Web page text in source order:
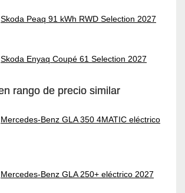
Skoda Peaq 91 kWh RWD Selection 2027
Skoda Enyaq Coupé 61 Selection 2027
rango de precio similar
Mercedes-Benz GLA 350 4MATIC eléctrico
Mercedes-Benz GLA 250+ eléctrico 2027